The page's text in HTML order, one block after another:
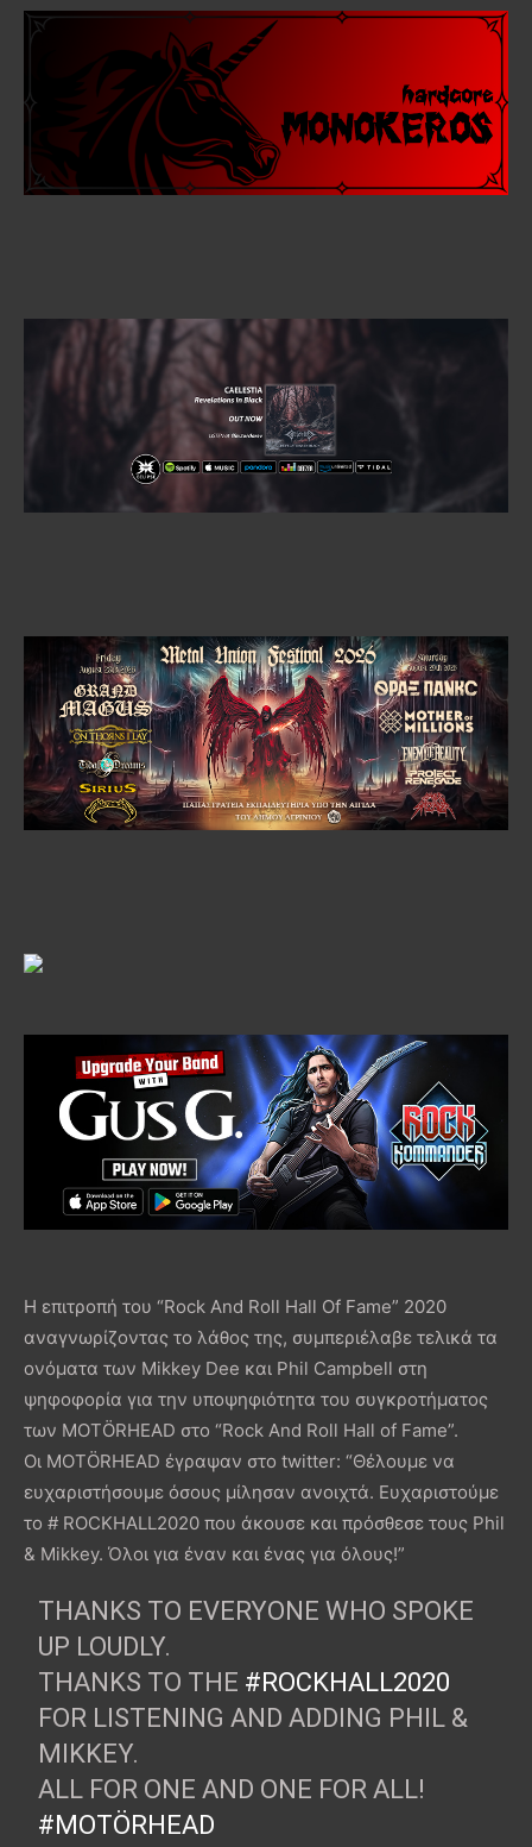
Η επιτροπή του “Rock And Roll Hall Of Fame” 2020
αναγνωρίζοντας το λάθος της, συμπεριέλαβε τελικά τα
ονόματα των Mikkey Dee και Phil Campbell στη
ψηφοφορία για την υποψηφιότητα του συγκροτήματος
των MOTÖRHEAD στο “Rock And Roll Hall of Fame”.
Οι MOTÖRHEAD έγραψαν στο twitter: “Θέλουμε να
ευχαριστήσουμε όσους μίλησαν ανοιχτά. Ευχαριστούμε
το # ROCKHALL2020 που άκουσε και πρόσθεσε τους Phil
& Mikkey. Όλοι για έναν και ένας για όλους!”
THANKS TO EVERYONE WHO SPOKE
UP LOUDLY.
THANKS TO THE #ROCKHALL2020
FOR LISTENING AND ADDING PHIL &
MIKKEY.
ALL FOR ONE AND ONE FOR ALL!
#MOTÖRHEAD